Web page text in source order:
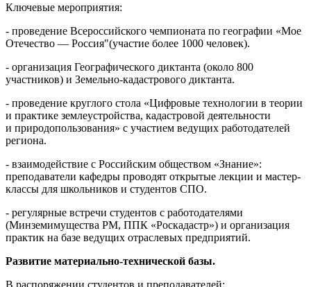
Ключевые мероприятия:
- проведение Всероссийского чемпионата по географии «Мое
Отечество — Россия"(участие более 1000 человек).
- организация Географического диктанта (около 800
участников) и Земельно-кадастрового диктанта.
- проведение круглого стола «Цифровые технологии в теории
и практике землеустройства, кадастровой деятельности
и природопользования» с участием ведущих работодателей
региона.
- взаимодействие с Российским обществом «Знание»:
преподаватели кафедры проводят открытые лекции и мастер-
классы для школьников и студентов СПО.
- регулярные встречи студентов с работодателями
(Минземимущества РМ, ППК «Роскадастр») и организация
практик на базе ведущих отраслевых предприятий.
Развитие материально-технической базы.
В распоряжении студентов и преподавателей: